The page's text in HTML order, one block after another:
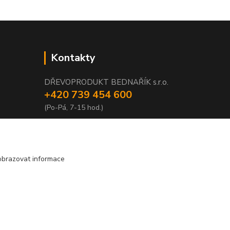
Kontakty
DŘEVOPRODUKT BEDNAŘÍK s.r.o.
+420 739 454 600
(Po-Pá, 7-15 hod.)
informace